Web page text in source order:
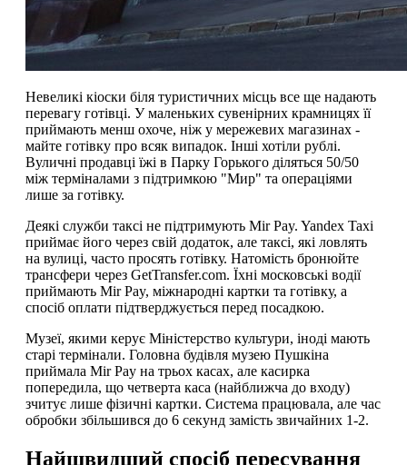
Невеликі кіоски біля туристичних місць все ще надають
перевагу готівці. У маленьких сувенірних крамницях її
приймають менш охоче, ніж у мережевих магазинах -
майте готівку про всяк випадок. Інші хотіли рублі.
Вуличні продавці їжі в Парку Горького діляться 50/50
між терміналами з підтримкою "Мир" та операціями
лише за готівку.
Деякі служби таксі не підтримують Mir Pay. Yandex Taxi
приймає його через свій додаток, але таксі, які ловлять
на вулиці, часто просять готівку. Натомість бронюйте
трансфери через GetTransfer.com. Їхні московські водії
приймають Mir Pay, міжнародні картки та готівку, а
спосіб оплати підтверджується перед посадкою.
Музеї, якими керує Міністерство культури, іноді мають
старі термінали. Головна будівля музею Пушкіна
приймала Mir Pay на трьох касах, але касирка
попередила, що четверта каса (найближча до входу)
зчитує лише фізичні картки. Система працювала, але час
обробки збільшився до 6 секунд замість звичайних 1-2.
Найшвидший спосіб пересування